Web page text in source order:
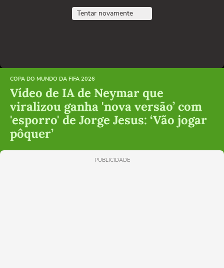
Tentar novamente
COPA DO MUNDO DA FIFA 2026
Vídeo de IA de Neymar que
viralizou ganha 'nova versão’ com
'esporro' de Jorge Jesus: ‘Vão jogar
pôquer’
PUBLICIDADE